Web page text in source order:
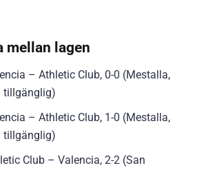
mellan lagen
– Athletic Club, 0-0 (Mestalla,
tillgänglig)
– Athletic Club, 1-0 (Mestalla,
tillgänglig)
Club – Valencia, 2-2 (San